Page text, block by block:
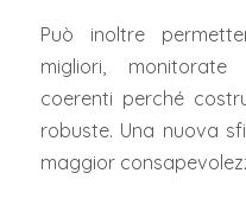
Può inoltre
migliori,
coerenti perché
robuste. Una nuova
maggior